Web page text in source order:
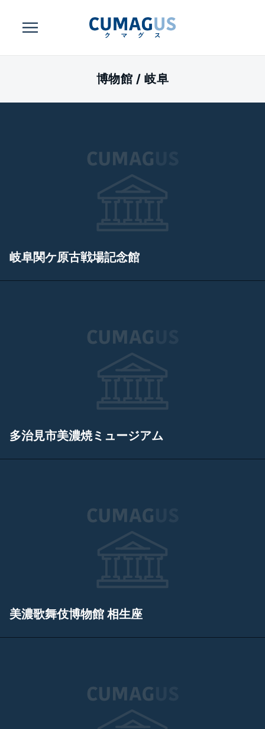
博物館 /岐阜
岐阜関ケ原古戦場記念館
多治見市美濃焼ミュージアム
美濃歌舞伎博物館 相生座